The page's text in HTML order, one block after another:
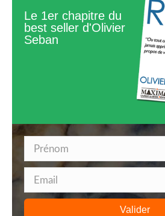
Le 1er chapitre du
best seller d'Olivier
Seban
Valider